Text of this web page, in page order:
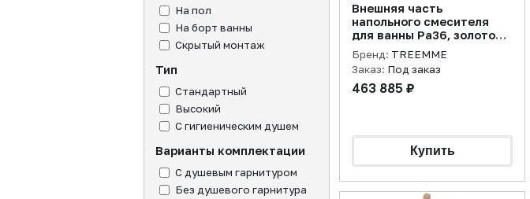
На пол
На борт ванны
Скрытый монтаж
Тип
Стандартный
Высокий
С гигиеническим душем
Варианты комплектации
С душевым гарнитуром
Без душевого гарнитура
Внешняя часть
напольного смесителя
для ванны Pa36, золото
брашированное
Бренд: TREEMME
Заказ: Под заказ
463 885 ₽